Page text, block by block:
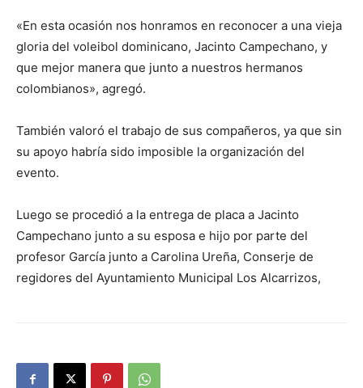
«En esta ocasión nos honramos en reconocer a una vieja
gloria del voleibol dominicano, Jacinto Campechano, y
que mejor manera que junto a nuestros hermanos
colombianos», agregó.
También valoró el trabajo de sus compañeros, ya que sin
su apoyo habría sido imposible la organización del
evento.
Luego se procedió a la entrega de placa a Jacinto
Campechano junto a su esposa e hijo por parte del
profesor García junto a Carolina Ureña, Conserje de
regidores del Ayuntamiento Municipal Los Alcarrizos,